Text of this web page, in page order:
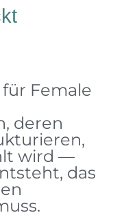
Female
deren
wird —
das